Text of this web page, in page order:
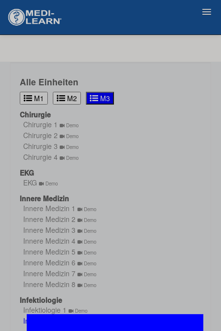
Alle Einheiten
M1 M2
M3
Chirurgie
Chirurgie 1
Demo
Chirurgie 2 Demo
Chirurgie 3 Demo
Chirurgie 4 Demo
EKG
EKG
Demo
Innere Medizin
Innere Medizin 1
Demo
Innere Medizin 2 Demo
Innere Medizin 3 Demo
Innere Medizin 4 Demo
Innere Medizin 5 Demo
Innere Medizin 6 Demo
Innere Medizin 7 Demo
Innere Medizin 8 Demo
Infektiologie
Infektiologie 1
Demo
Infektiologie 2